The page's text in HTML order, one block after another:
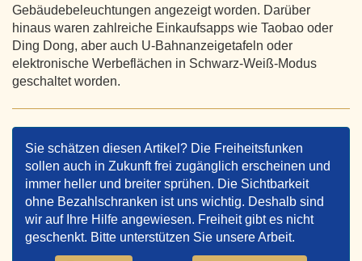
Gebäudebeleuchtungen angezeigt worden. Darüber
hinaus waren zahlreiche Einkaufsapps wie Taobao oder
Ding Dong, aber auch U-Bahnanzeigetafeln oder
elektronische Werbeflächen in Schwarz-Weiß-Modus
geschaltet worden.
Sie schätzen diesen Artikel? Die Freiheitsfunken
sollen auch in Zukunft frei zugänglich erscheinen und
immer heller und breiter sprühen. Die Sichtbarkeit
ohne Bezahlschranken ist uns wichtig. Deshalb sind
wir auf Ihre Hilfe angewiesen. Freiheit gibt es nicht
geschenkt. Bitte unterstützen Sie unsere Arbeit.